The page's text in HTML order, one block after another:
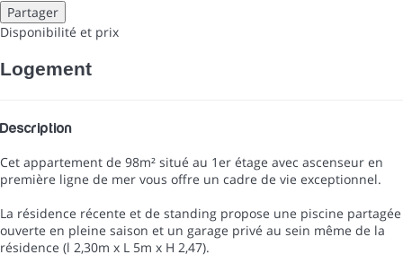
Partager
Disponibilité et prix
Logement
Description
Cet appartement de 98m² situé au 1er étage avec ascenseur en
première ligne de mer vous offre un cadre de vie exceptionnel.
La résidence récente et de standing propose une piscine partagée
ouverte en pleine saison et un garage privé au sein même de la
résidence (l 2,30m x L 5m x H 2,47).